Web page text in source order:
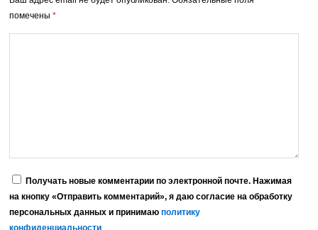
помечены*
Получать новые комментарии по электронной почте. Нажимая
на кнопку «Отправить комментарий», я даю согласие на обработку
персональных данных и принимаюполитику